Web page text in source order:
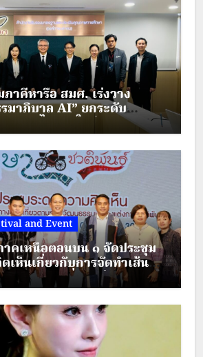
าคีหารือ สมศ. เร่งวาง
มาภิบาล AI” ยกระดับ
กษาไทยยุคใหม่
and Event
คเหนือตอนบน ๑ จัดประชุม
เห็นเกี่ยวกับการจัดทำเส้น
วัฒนธรรมเครื่องแต่งกาย
ต้โครงการส่งเสริมการท่อง
สีสันแห่งล้านนา